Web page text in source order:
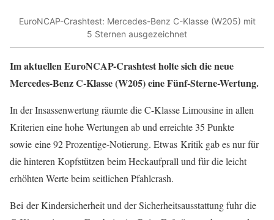
EuroNCAP-Crashtest: Mercedes-Benz C-Klasse (W205) mit
5 Sternen ausgezeichnet
Im aktuellen EuroNCAP-Crashtest holte sich die neue
Mercedes-Benz C-Klasse (W205) eineFünf-Sterne-Wertung.
In der Insassenwertung räumte die C-Klasse Limousine in allen
Kriterien eine hohe Wertungen ab und erreichte 35 Punkte
sowie eine 92 Prozentige-Notierung. Etwas Kritik gab es nur für
die hinteren Kopfstützen beim Heckaufprall und für die leicht
erhöhten Werte beim seitlichen Pfahlcrash.
Bei der Kindersicherheit und der Sicherheitsausstattung fuhr die